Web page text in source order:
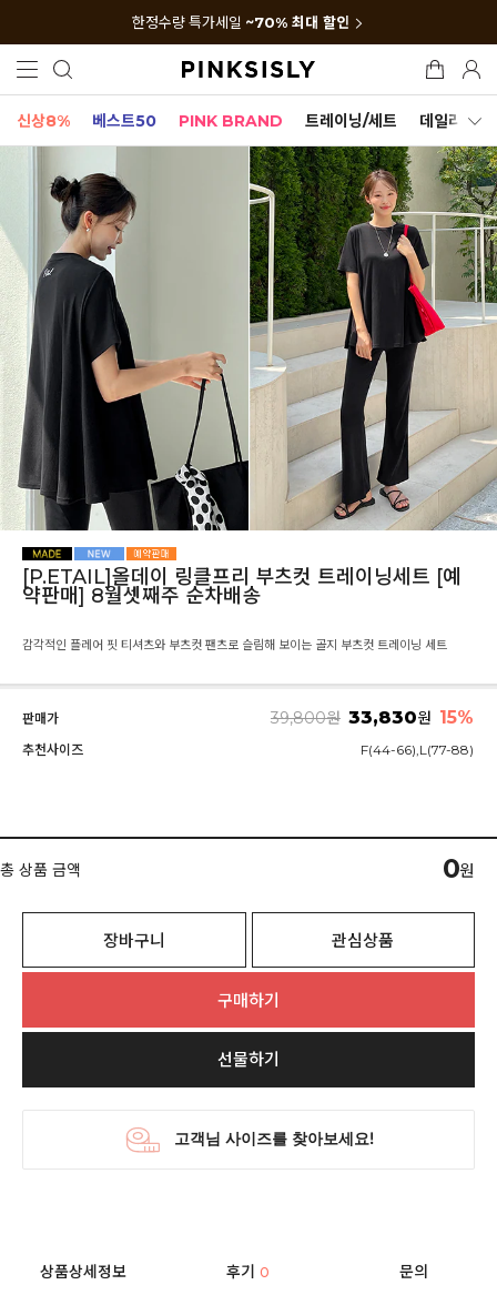
한정수량 특가세일 ~70% 최대 할인
신상8% 베스트50 PINK BRAND 트레이닝/세트 데일리세트
[P.ETAIL]올데이 링클프리 부츠컷 트레이닝세트 [예
약판매] 8월셋째주 순차배송
감각적인 플레어 핏 티셔츠와 부츠컷 팬츠로 슬림해 보이는 골지 부츠컷 트레이닝 세트
판매가 39,800원 33,830원 15%
추천사이즈 F(44-66),L(77-88)
총 상품 금액 0원
장바구니 관심상품
구매하기
선물하기
상품상세정보 후기0 문의